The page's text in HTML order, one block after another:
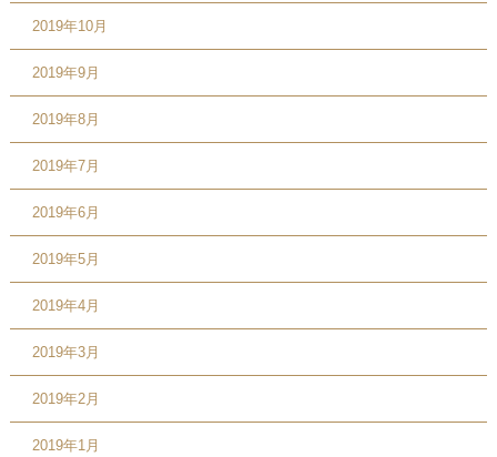
2019年10月
2019年9月
2019年8月
2019年7月
2019年6月
2019年5月
2019年4月
2019年3月
2019年2月
2019年1月